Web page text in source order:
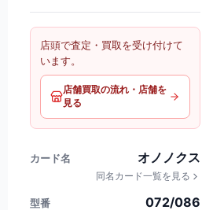
店頭で査定・買取を受け付けて
います。
店舗買取の流れ・店舗を
見る
カード名 オノノクス
同名カード一覧を見る
型番 072/086